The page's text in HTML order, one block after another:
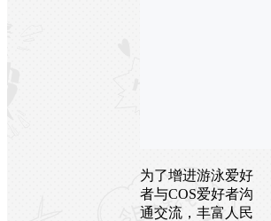
为了增进游泳爱好
者与COS爱好者沟
通交流，丰富人民